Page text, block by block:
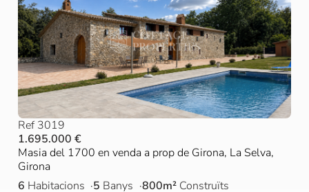
Ref 3019
1.695.000 €
Masia del 1700 en venda a prop de Girona, La Selva,
Girona
6 Habitacions 5 Banys 800m² Construïts